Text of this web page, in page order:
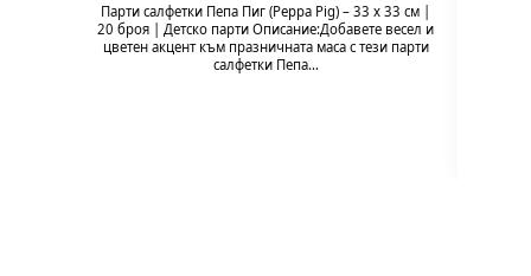
Парти салфетки Пепа Пиг (Peppa Pig) – 33 x 33 см |
20 броя | Детско парти Описание:Добавете весел и
цветен акцент към празничната маса с тези парти
салфетки Пепа…